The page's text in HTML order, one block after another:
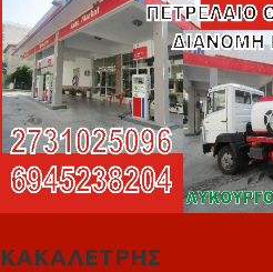
ΚΑΚΑΛΕΤΡΗΣ